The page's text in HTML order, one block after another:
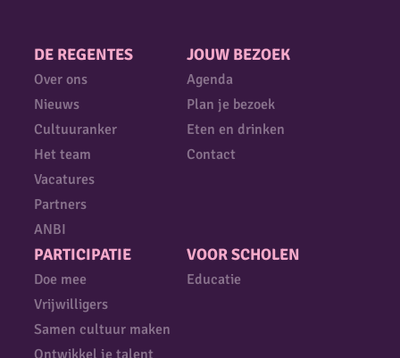
DE REGENTES
Over ons
Nieuws
Cultuuranker
Het team
Vacatures
Partners
ANBI
JOUW BEZOEK
Agenda
Plan je bezoek
Eten en drinken
Contact
PARTICIPATIE
Doe mee
Vrijwilligers
Samen cultuur maken
VOOR SCHOLEN
Educatie